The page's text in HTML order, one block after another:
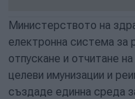
Министерството на
електронна система за
отпускане и отчитане
целеви имунизации и
създаде единна среда